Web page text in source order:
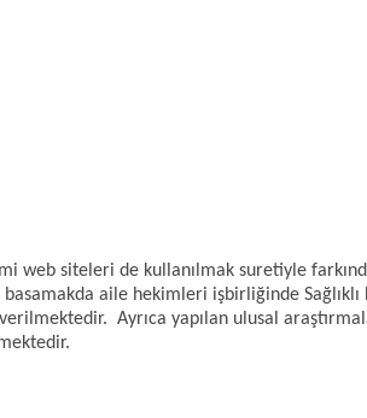
web siteleri de kullanılmak suretiyle
aile hekimleri işbirliğinde
Ayrıca yapılan ulusal